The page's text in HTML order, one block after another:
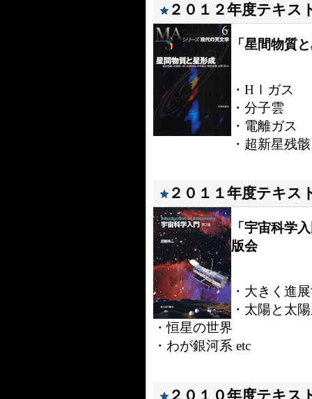
２０１２年度テキス
「星間物質
・HⅠガス
・分子雲
・電離ガス
・超新星残
２０１１年度テキス
「宇宙科学
版会
・大きく進
・太陽と太
・恒星の世界
・わが銀河系 etc
２０１０年度テキス